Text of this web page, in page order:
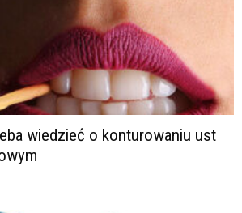
wiedzieć o konturowaniu ust